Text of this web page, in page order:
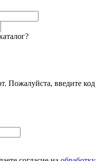
Пожалуйста, введите код